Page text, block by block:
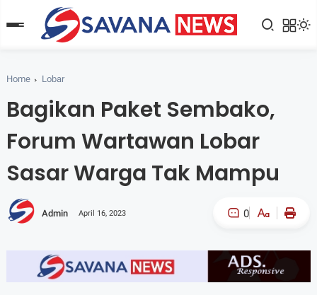
Home Lobar
Bagikan Paket Sembako,
Forum Wartawan Lobar
Sasar Warga Tak Mampu
Admin April 16, 2023 0
A- A+